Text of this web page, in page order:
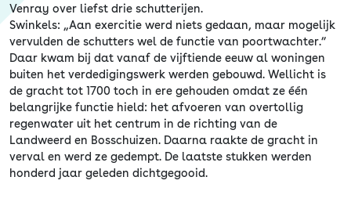
Venray over liefst drie schutterijen.
Swinkels: „Aan exercitie werd niets gedaan, maar mogelijk
vervulden de schutters wel de functie van poortwachter.”
Daar kwam bij dat vanaf de vijftiende eeuw al woningen
buiten het verdedigingswerk werden gebouwd. Wellicht is
de gracht tot 1700 toch in ere gehouden omdat ze één
belangrijke functie hield: het afvoeren van overtollig
regenwater uit het centrum in de richting van de
Landweerd en Bosschuizen. Daarna raakte de gracht in
verval en werd ze gedempt. De laatste stukken werden
honderd jaar geleden dichtgegooid.